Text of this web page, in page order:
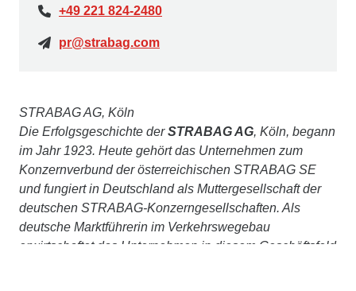
+49 221 824-2480
pr@strabag.com
STRABAG AG, Köln
Die Erfolgsgeschichte derSTRABAG AG, Köln, begann
im Jahr 1923. Heute gehört das Unternehmen zum
Konzernverbund der österreichischen STRABAG SE
und fungiert in Deutschland als Muttergesellschaft der
deutschen STRABAG-Konzerngesellschaften. Als
deutsche Marktführerin im Verkehrswegebau
erwirtschaftet das Unternehmen in diesem Geschäftsfeld